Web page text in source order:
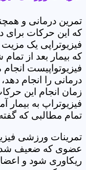
تمرین درمانی و
که این حرکات برای
فیزیوتراپی یک
که بیمار بعد از
فیزیوتواپیست
درمانی را انجام
زمان انجام این
فیزیوتراپ به
تمام مطالبی که
تمرینات ورزشی
عضوی که ضعیف
ریکاوری شود و